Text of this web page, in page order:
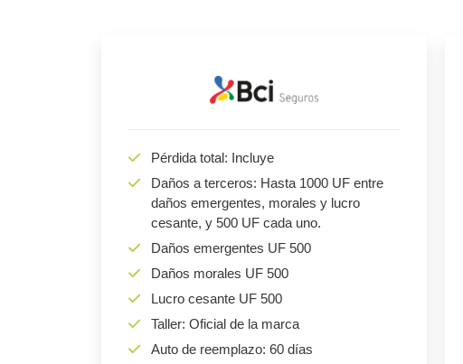
Pérdida total: Incluye
Daños a terceros: Hasta 1000 UF entre
daños emergentes, morales y lucro
cesante, y 500 UF cada uno.
Daños emergentes UF 500
Daños morales UF 500
Lucro cesante UF 500
Taller: Oficial de la marca
Auto de reemplazo: 60 días